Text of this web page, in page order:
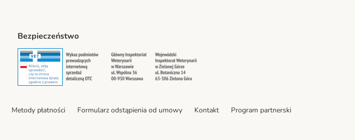
Bezpieczeństwo
Security Security Security
Metody płatności Formularz odstąpienia od umowy Kontakt
Program partnerski